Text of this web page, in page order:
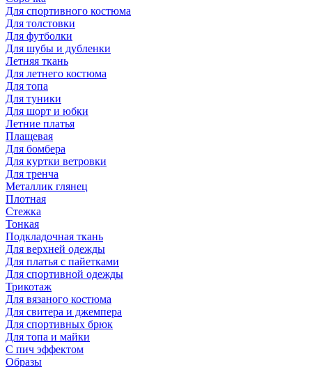
Для спортивного костюма
Для толстовки
Для футболки
Для шубы и дубленки
Летняя ткань
Для летнего костюма
Для топа
Для туники
Для шорт и юбки
Летние платья
Плащевая
Для бомбера
Для куртки ветровки
Для тренча
Металлик глянец
Плотная
Стежка
Тонкая
Подкладочная ткань
Для верхней одежды
Для платья с пайетками
Для спортивной одежды
Трикотаж
Для вязаного костюма
Для свитера и джемпера
Для спортивных брюк
Для топа и майки
С пич эффектом
Образы